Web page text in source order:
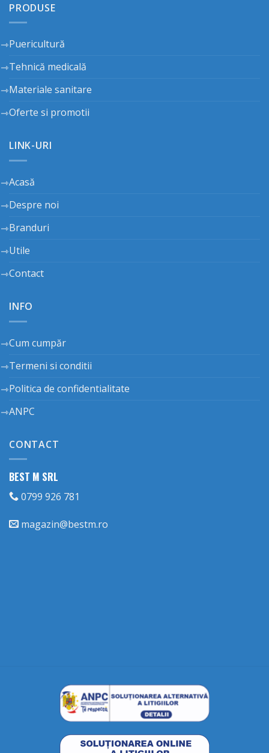
PRODUSE
Puericultură
Tehnică medicală
Materiale sanitare
Oferte si promotii
LINK-URI
Acasă
Despre noi
Branduri
Utile
Contact
INFO
Cum cumpăr
Termeni si conditii
Politica de confidentialitate
ANPC
CONTACT
BEST M SRL
0799 926 781
magazin@bestm.ro